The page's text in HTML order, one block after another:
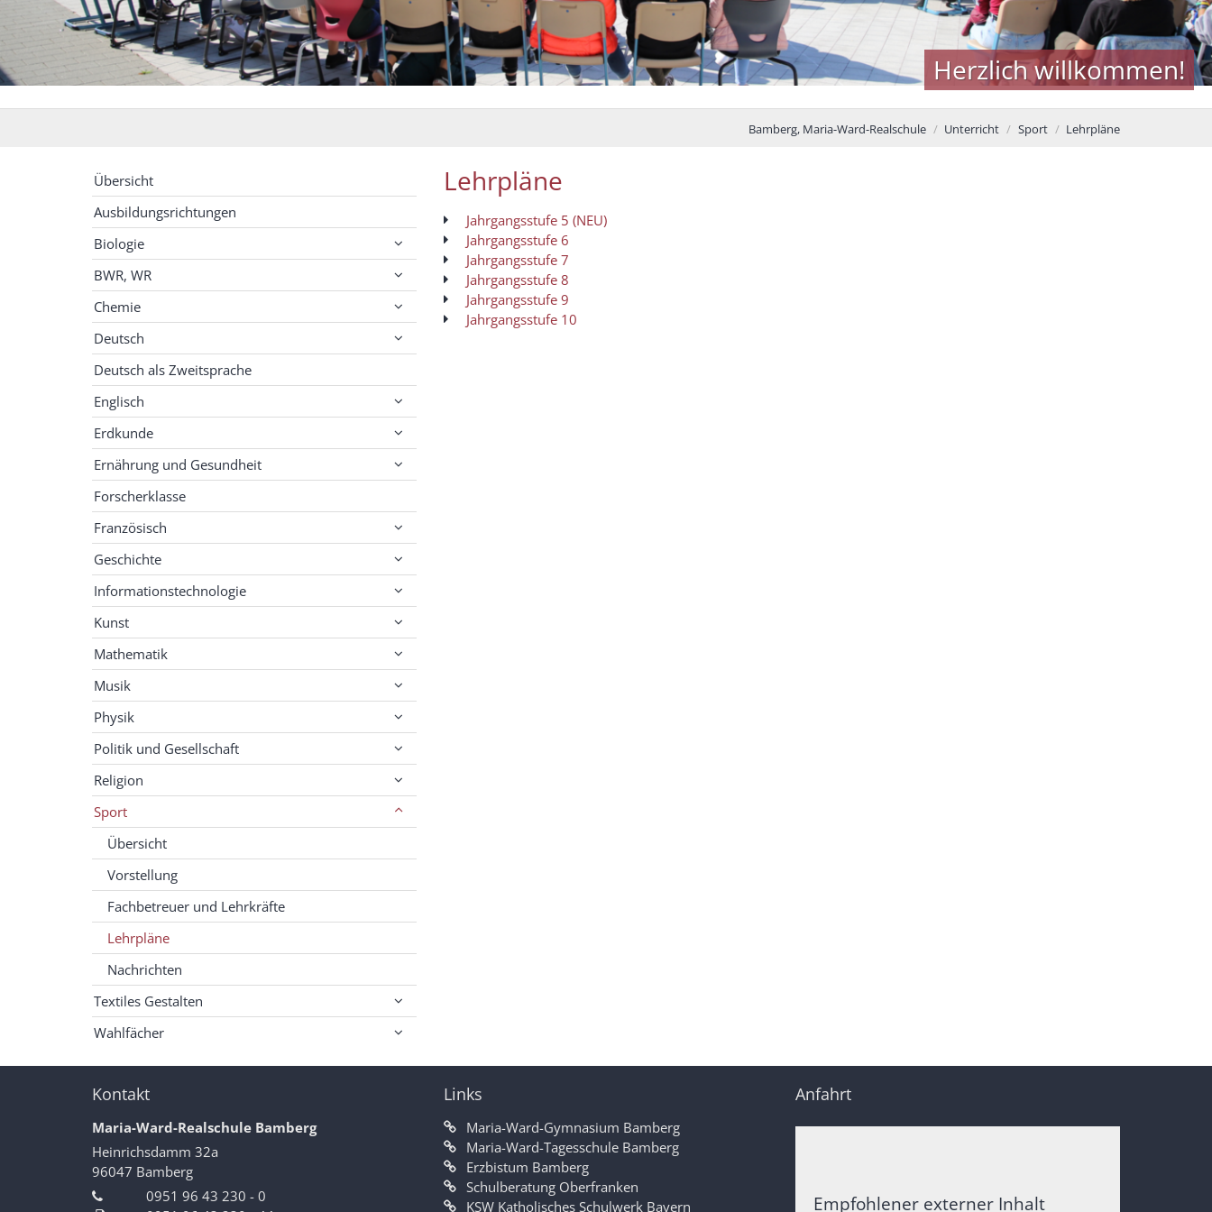
Herzlich willkommen!
Bamberg, Maria-Ward-Realschule Unterricht Sport Lehrpläne
Lehrpläne
Jahrgangsstufe 5 (NEU)
Jahrgangsstufe 6
Jahrgangsstufe 7
Jahrgangsstufe 8
Jahrgangsstufe 9
Jahrgangsstufe 10
Übersicht
Ausbildungsrichtungen
Biologie
BWR, WR
Chemie
Deutsch
Deutsch als Zweitsprache
Englisch
Erdkunde
Ernährung und Gesundheit
Forscherklasse
Französisch
Geschichte
Informationstechnologie
Kunst
Mathematik
Musik
Physik
Politik und Gesellschaft
Religion
Sport
Übersicht
Vorstellung
Fachbetreuer und Lehrkräfte
Lehrpläne
Nachrichten
Textiles Gestalten
Wahlfächer
Kontakt
Maria-Ward-Realschule Bamberg
Heinrichsdamm 32a
96047 Bamberg
0951 96 43 230 - 0
Links
Maria-Ward-Gymnasium Bamberg
Maria-Ward-Tagesschule Bamberg
Erzbistum Bamberg
Schulberatung Oberfranken
KSW Katholisches Schulwerk Bayern
Anfahrt
Empfohlener externer Inhalt